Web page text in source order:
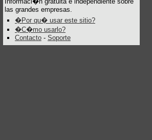
las grandes empresas.
�Por qu� usar este sitio?
�C�mo usarlo?
Contacto - Soporte